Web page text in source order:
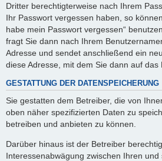
Dritter berechtigterweise nach Ihrem
Ihr Passwort vergessen haben, so
habe mein Passwort vergessen“
fragt Sie dann nach Ihrem
Adresse und sendet anschließend ein
diese Adresse, mit dem Sie dann auf das
GESTATTUNG DER DATENSPEICHERUNG
Sie gestatten dem Betreiber, die von
oben näher spezifizierten Daten zu
betreiben und anbieten zu können.
Darüber hinaus ist der Betreiber
Interessenabwägung zwischen Ihren